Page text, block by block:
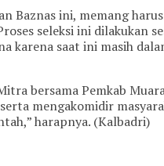
Baznas ini, memang
seleksi ini dilakukan
karena saat ini masih
bersama Pemkab
mengakomidir
harapnya. (Kalbadri)